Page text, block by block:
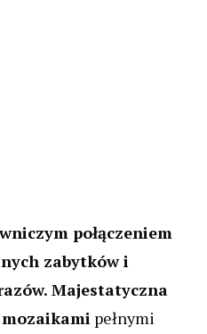
połączeniem
zabytków i
Majestatyczna
pełnymi